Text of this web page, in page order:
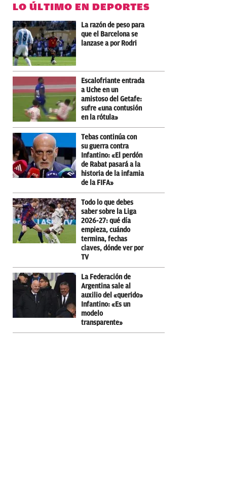
LO ÚLTIMO EN DEPORTES
La razón de peso para
que el Barcelona se
lanzase a por Rodri
Escalofriante entrada
a Uche en un
amistoso del Getafe:
sufre «una contusión
en la rótula»
Tebas continúa con
su guerra contra
Infantino: «El perdón
de Rabat pasará a la
historia de la infamia
de la FIFA»
Todo lo que debes
saber sobre la Liga
2026-27: qué día
empieza, cuándo
termina, fechas
claves, dónde ver por
TV
La Federación de
Argentina sale al
auxilio del «querido»
Infantino: «Es un
modelo
transparente»